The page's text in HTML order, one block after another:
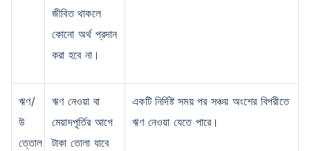
জীবিত থাকলে
কোনো অর্থ প্রদান
করা হবে না।
ঋণ/
উ
ত্তোল
ঋণ নেওয়া বা
মেয়াদপূর্তির আগে
টাকা তোলা যাবে
একটি নির্দিষ্ট সময় পর সঞ্চয় অংশের বিপরীতে
ঋণ নেওয়া যেতে পারে।